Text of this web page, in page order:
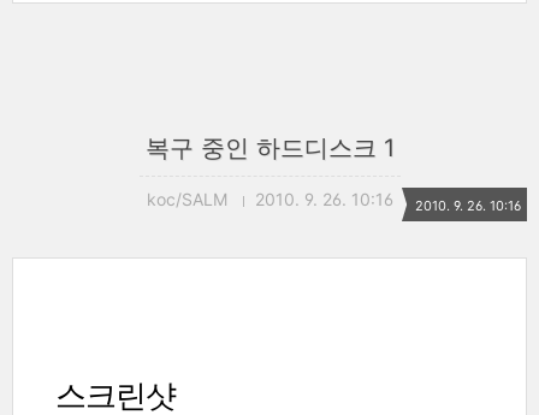
복구 중인 하드디스크 1
koc/SALM 2010. 9. 26. 10:16 2010. 9. 26. 10:16
스크린샷